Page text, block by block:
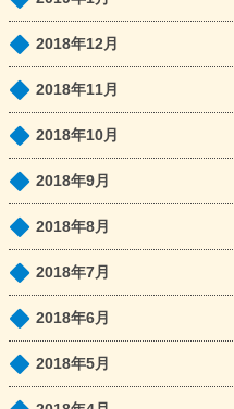
2018年12月
2018年11月
2018年10月
2018年9月
2018年8月
2018年7月
2018年6月
2018年5月